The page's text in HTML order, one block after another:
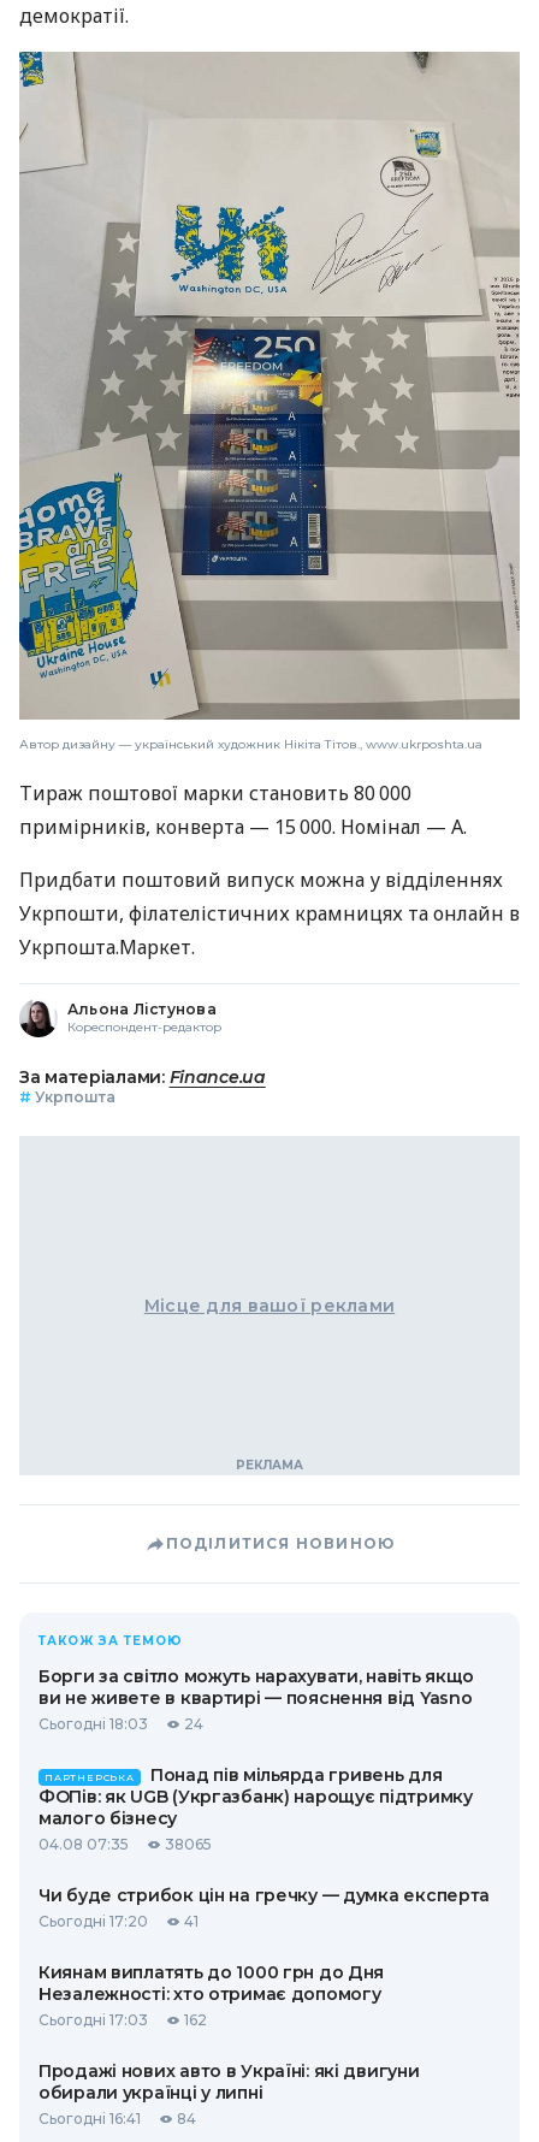
демократії.
Автор дизайну — український художник Нікіта Тітов., www.ukrposhta.ua
Тираж поштової марки становить 80 000
примірників, конверта — 15 000. Номінал — А.
Придбати поштовий випуск можна у відділеннях
Укрпошти, філателістичних крамницях та онлайн в
Укрпошта.Маркет.
Альона Лістунова
Кореспондент-редактор
За матеріалами: Finance.ua
# Укрпошта
Місце для вашої реклами
ПОДІЛИТИСЯ НОВИНОЮ
ТАКОЖ ЗА ТЕМОЮ
Борги за світло можуть нарахувати, навіть якщо
ви не живете в квартирі — пояснення від Yasno
Сьогодні 18:03 24
ПАРТНЕРСЬКА
Понад пів мільярда гривень для
ФОПів: як UGB (Укргазбанк) нарощує підтримку
малого бізнесу
04.08 07:35 38065
Чи буде стрибок цін на гречку — думка експерта
Сьогодні 17:20 41
Киянам виплатять до 1000 грн до Дня
Незалежності: хто отримає допомогу
Сьогодні 17:03 162
Продажі нових авто в Україні: які двигуни
обирали українці у липні
Сьогодні 16:41 84